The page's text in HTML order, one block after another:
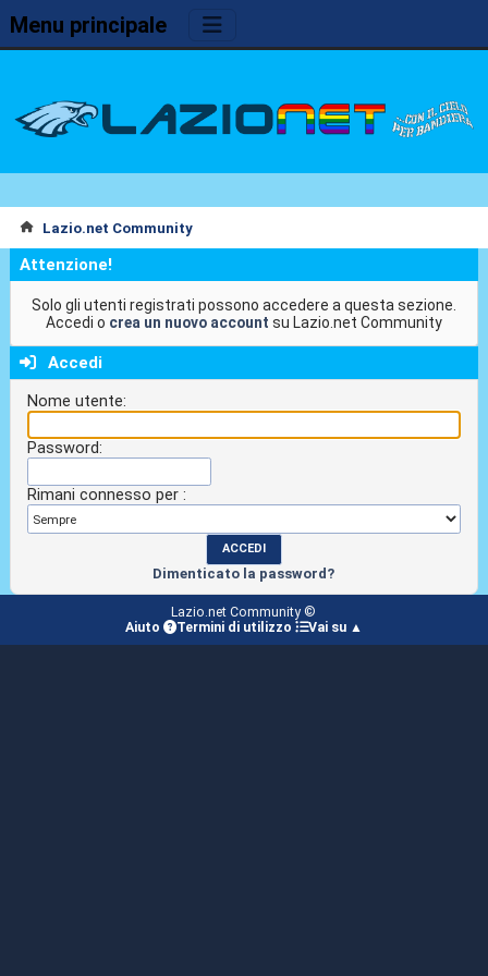
Menu principale
Lazio.net Community
Attenzione!
Solo gli utenti registrati possono accedere a questa sezione.
Accedi o crea un nuovo account su Lazio.net Community
Accedi
Nome utente:
Password:
Rimani connesso per :
Dimenticato la password?
Lazio.net Community ©
Aiuto
Termini di utilizzo Vai su ▲